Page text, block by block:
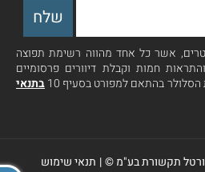
אשר כל אחד מהווה רשימת תפוצה
חמות וקבלת דיוורים פרסומיים
בהתאם למפורט בסעיף 10
בתנאי
תקשורת בע"מ ©| תנאי שימוש